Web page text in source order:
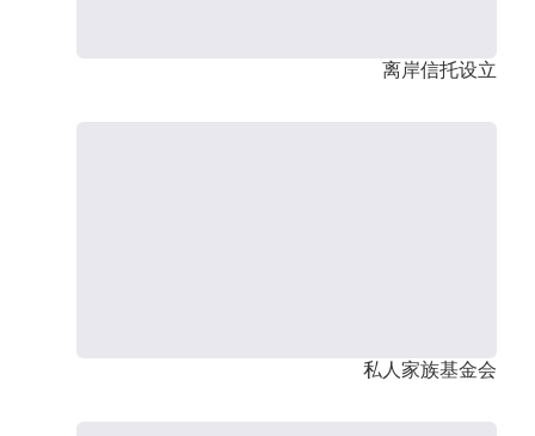
离岸信托设立
私人家族基金会